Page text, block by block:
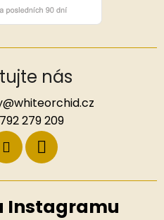
nás
@whiteorchid.cz
279 209
Instagramu